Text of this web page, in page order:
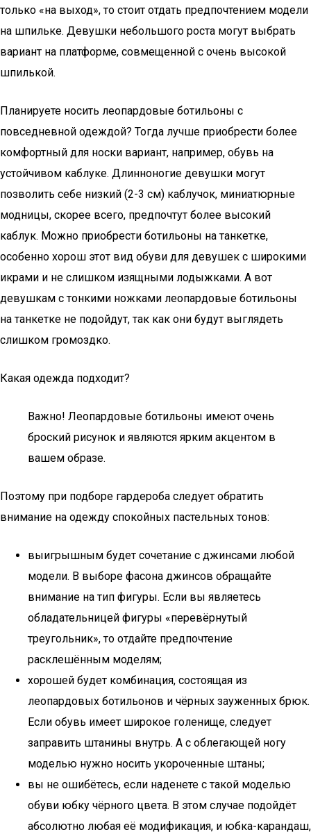
только «на выход», то стоит отдать предпочтением модели
на шпильке. Девушки небольшого роста могут выбрать
вариант на платформе, совмещенной с очень высокой
шпилькой.
Планируете носить леопардовые ботильоны с
повседневной одеждой? Тогда лучше приобрести более
комфортный для носки вариант, например, обувь на
устойчивом каблуке. Длинноногие девушки могут
позволить себе низкий (2-3 см) каблучок, миниатюрные
модницы, скорее всего, предпочтут более высокий
каблук. Можно приобрести ботильоны на танкетке,
особенно хорош этот вид обуви для девушек с широкими
икрами и не слишком изящными лодыжками. А вот
девушкам с тонкими ножками леопардовые ботильоны
на танкетке не подойдут, так как они будут выглядеть
слишком громоздко.
Какая одежда подходит?
Важно! Леопардовые ботильоны имеют очень
броский рисунок и являются ярким акцентом в
вашем образе.
Поэтому при подборе гардероба следует обратить
внимание на одежду спокойных пастельных тонов:
выигрышным будет сочетание с джинсами любой
модели. В выборе фасона джинсов обращайте
внимание на тип фигуры. Если вы являетесь
обладательницей фигуры «перевёрнутый
треугольник», то отдайте предпочтение
расклешённым моделям;
хорошей будет комбинация, состоящая из
леопардовых ботильонов и чёрных зауженных брюк.
Если обувь имеет широкое голенище, следует
заправить штанины внутрь. А с облегающей ногу
моделью нужно носить укороченные штаны;
вы не ошибётесь, если наденете с такой моделью
обуви юбку чёрного цвета. В этом случае подойдёт
абсолютно любая её модификация, и юбка-карандаш,